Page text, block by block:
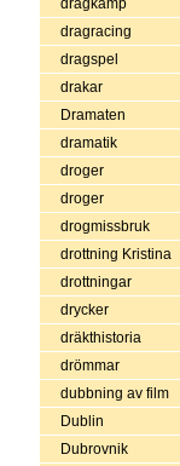
dragkamp
dragracing
dragspel
drakar
Dramaten
dramatik
droger
droger
drogmissbruk
drottning Kristina
drottningar
drycker
dräkthistoria
drömmar
dubbning av film
Dublin
Dubrovnik